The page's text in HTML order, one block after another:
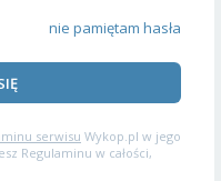
nie pamiętam hasła
serwisu Wykop.pl w jego
Regulaminu w całości,